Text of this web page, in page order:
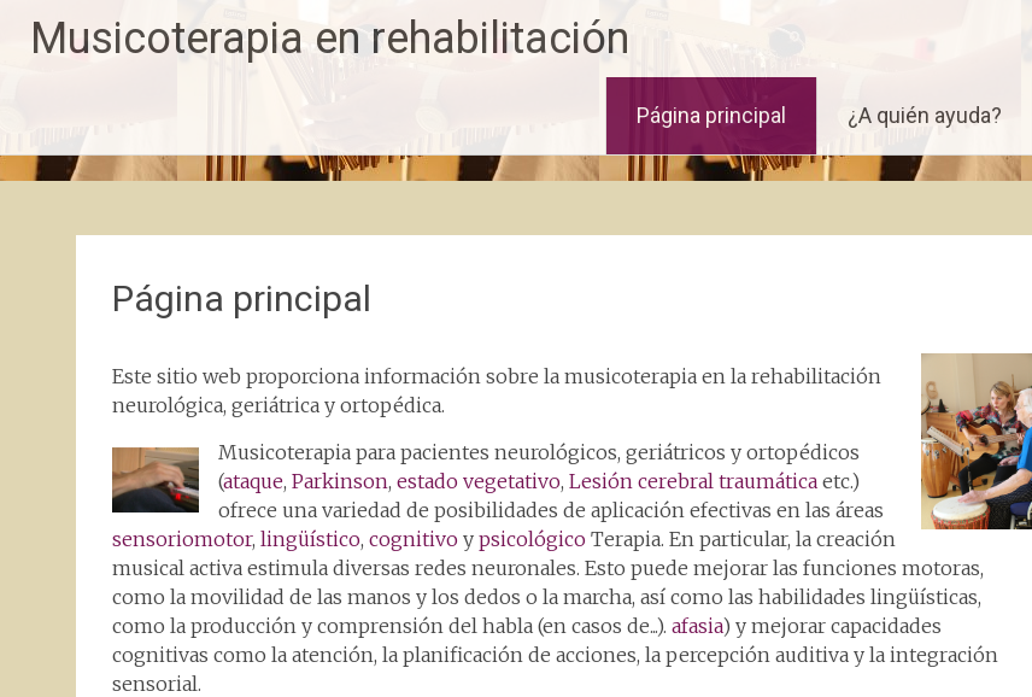
Musicoterapia en rehabilitación
Página principal ¿A quién ayuda?
Página principal
Este sitio web proporciona información sobre la musicoterapia en la rehabilitación
neurológica, geriátrica y ortopédica.
Musicoterapia para pacientes neurológicos, geriátricos y ortopédicos
(ataque, Parkinson, estado vegetativo, Lesión cerebral traumática etc.)
ofrece una variedad de posibilidades de aplicación efectivas en las áreas
sensoriomotor, lingüístico, cognitivo y psicológico Terapia. En particular, la creación
musical activa estimula diversas redes neuronales. Esto puede mejorar las funciones motoras,
como la movilidad de las manos y los dedos o la marcha, así como las habilidades lingüísticas,
como la producción y comprensión del habla (en casos de...). afasia) y mejorar capacidades
cognitivas como la atención, la planificación de acciones, la percepción auditiva y la integración
sensorial.